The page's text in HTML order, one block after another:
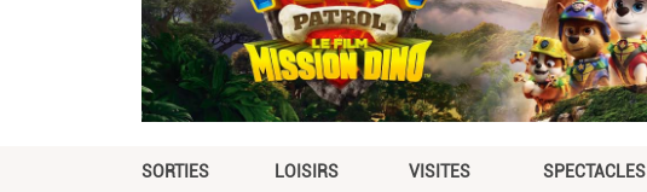
SORTIES LOISIRS VISITES SPECTACLES